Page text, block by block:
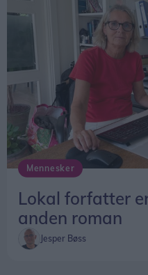
Mennesker
Lokal forfatter
anden roman
Jesper Bøss